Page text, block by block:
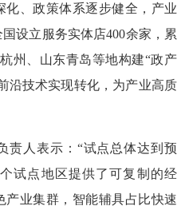
、政策体系逐步健全，产业
设立服务实体店400余家，累
州、山东青岛等地构建“政产
沿技术实现转化，为产业高质
责人表示：“试点总体达到预
试点地区提供了可复制的经
业集群，智能辅具占比快速